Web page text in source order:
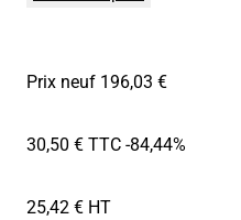
Prix neuf 196,03 €
30,50 € TTC-84,44%
25,42 € HT